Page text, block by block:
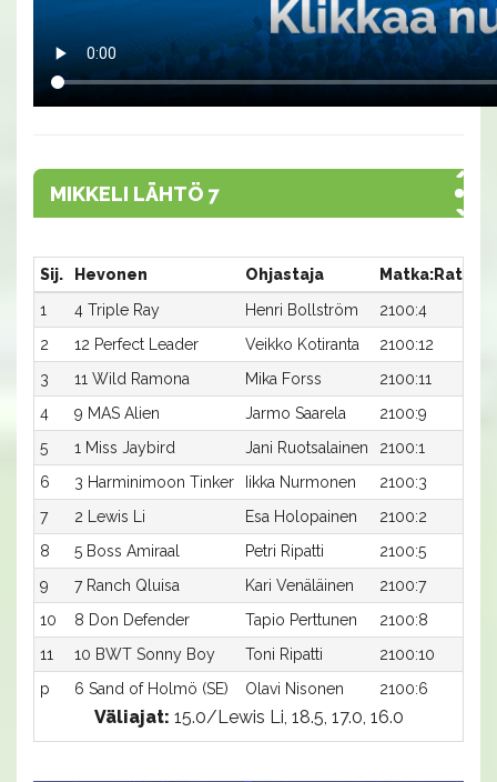
MIKKELI LÄHTÖ 7
Sij. Hevonen Ohjastaja Matka:Rata
1
4 Triple Ray Henri Bollström 2100:4
2
12 Perfect Leader Veikko Kotiranta 2100:12
3
11 Wild Ramona Mika Forss 2100:11
4
9 MAS Alien Jarmo Saarela 2100:9
5
1 Miss Jaybird Jani Ruotsalainen 2100:1
6
3 Harminimoon Tinker Iikka Nurmonen 2100:3
7
2 Lewis Li Esa Holopainen 2100:2
8
5 Boss Amiraal Petri Ripatti 2100:5
9
7 Ranch Qluisa Kari Venäläinen 2100:7
10
8 Don Defender Tapio Perttunen 2100:8
11
10 BWT Sonny Boy Toni Ripatti 2100:10
p
6 Sand of Holmö (SE) Olavi Nisonen 2100:6
Väliajat: 15.0/Lewis Li, 18.5, 17.0, 16.0